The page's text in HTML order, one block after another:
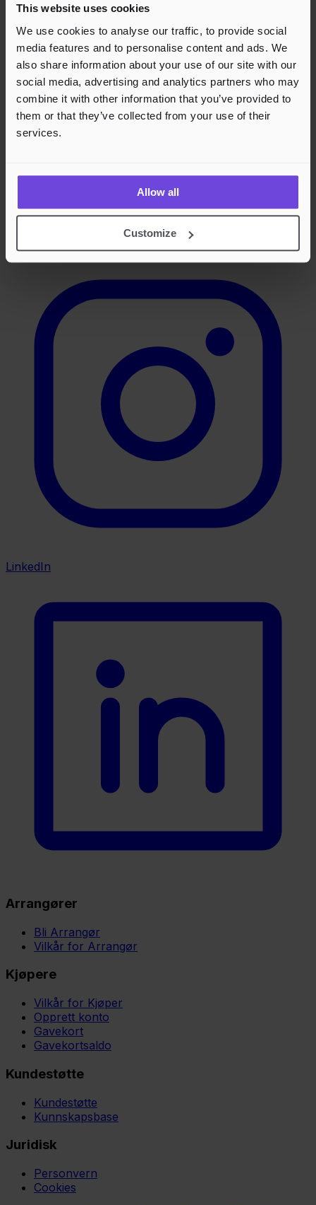
This website uses cookies
We use cookies to analyse our traffic, to provide social
media features and to personalise content and ads. We
also share information about your use of our site with our
social media, advertising and analytics partners who may
combine it with other information that you’ve provided to
them or that they’ve collected from your use of their
services.
Allow all
Customize
LinkedIn
Arrangører
Bli Arrangør
Vilkår for Arrangør
Kjøpere
Vilkår for Kjøper
Opprett konto
Gavekort
Gavekortsaldo
Kundestøtte
Kundestøtte
Kunnskapsbase
Juridisk
Personvern
Cookies